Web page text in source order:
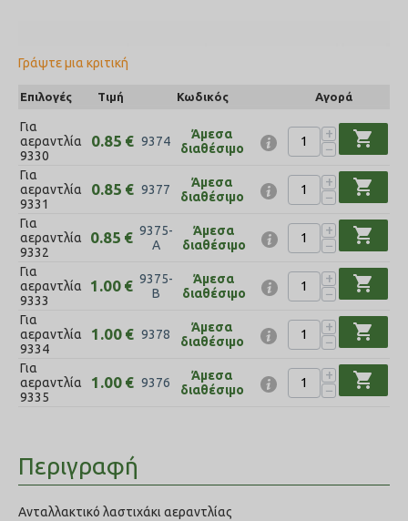
Γράψτε μια κριτική
Επιλογές Τιμή Κωδικός Αγορά
Για
αεραντλία
9330
0.85 € 9374
Άμεσα
διαθέσιμο
+
−
shopping_cart
Για
αεραντλία
9331
0.85 € 9377
Άμεσα
διαθέσιμο
+
−
shopping_cart
Για
αεραντλία
9332
0.85 € 9375-
A
Άμεσα
διαθέσιμο
+
−
shopping_cart
Για
αεραντλία
9333
1.00 € 9375-
B
Άμεσα
διαθέσιμο
+
−
shopping_cart
Για
αεραντλία
9334
1.00 € 9378
Άμεσα
διαθέσιμο
+
−
shopping_cart
Για
αεραντλία
9335
1.00 € 9376
Άμεσα
διαθέσιμο
+
−
shopping_cart
Περιγραφή
Ανταλλακτικό λαστιχάκι αεραντλίας